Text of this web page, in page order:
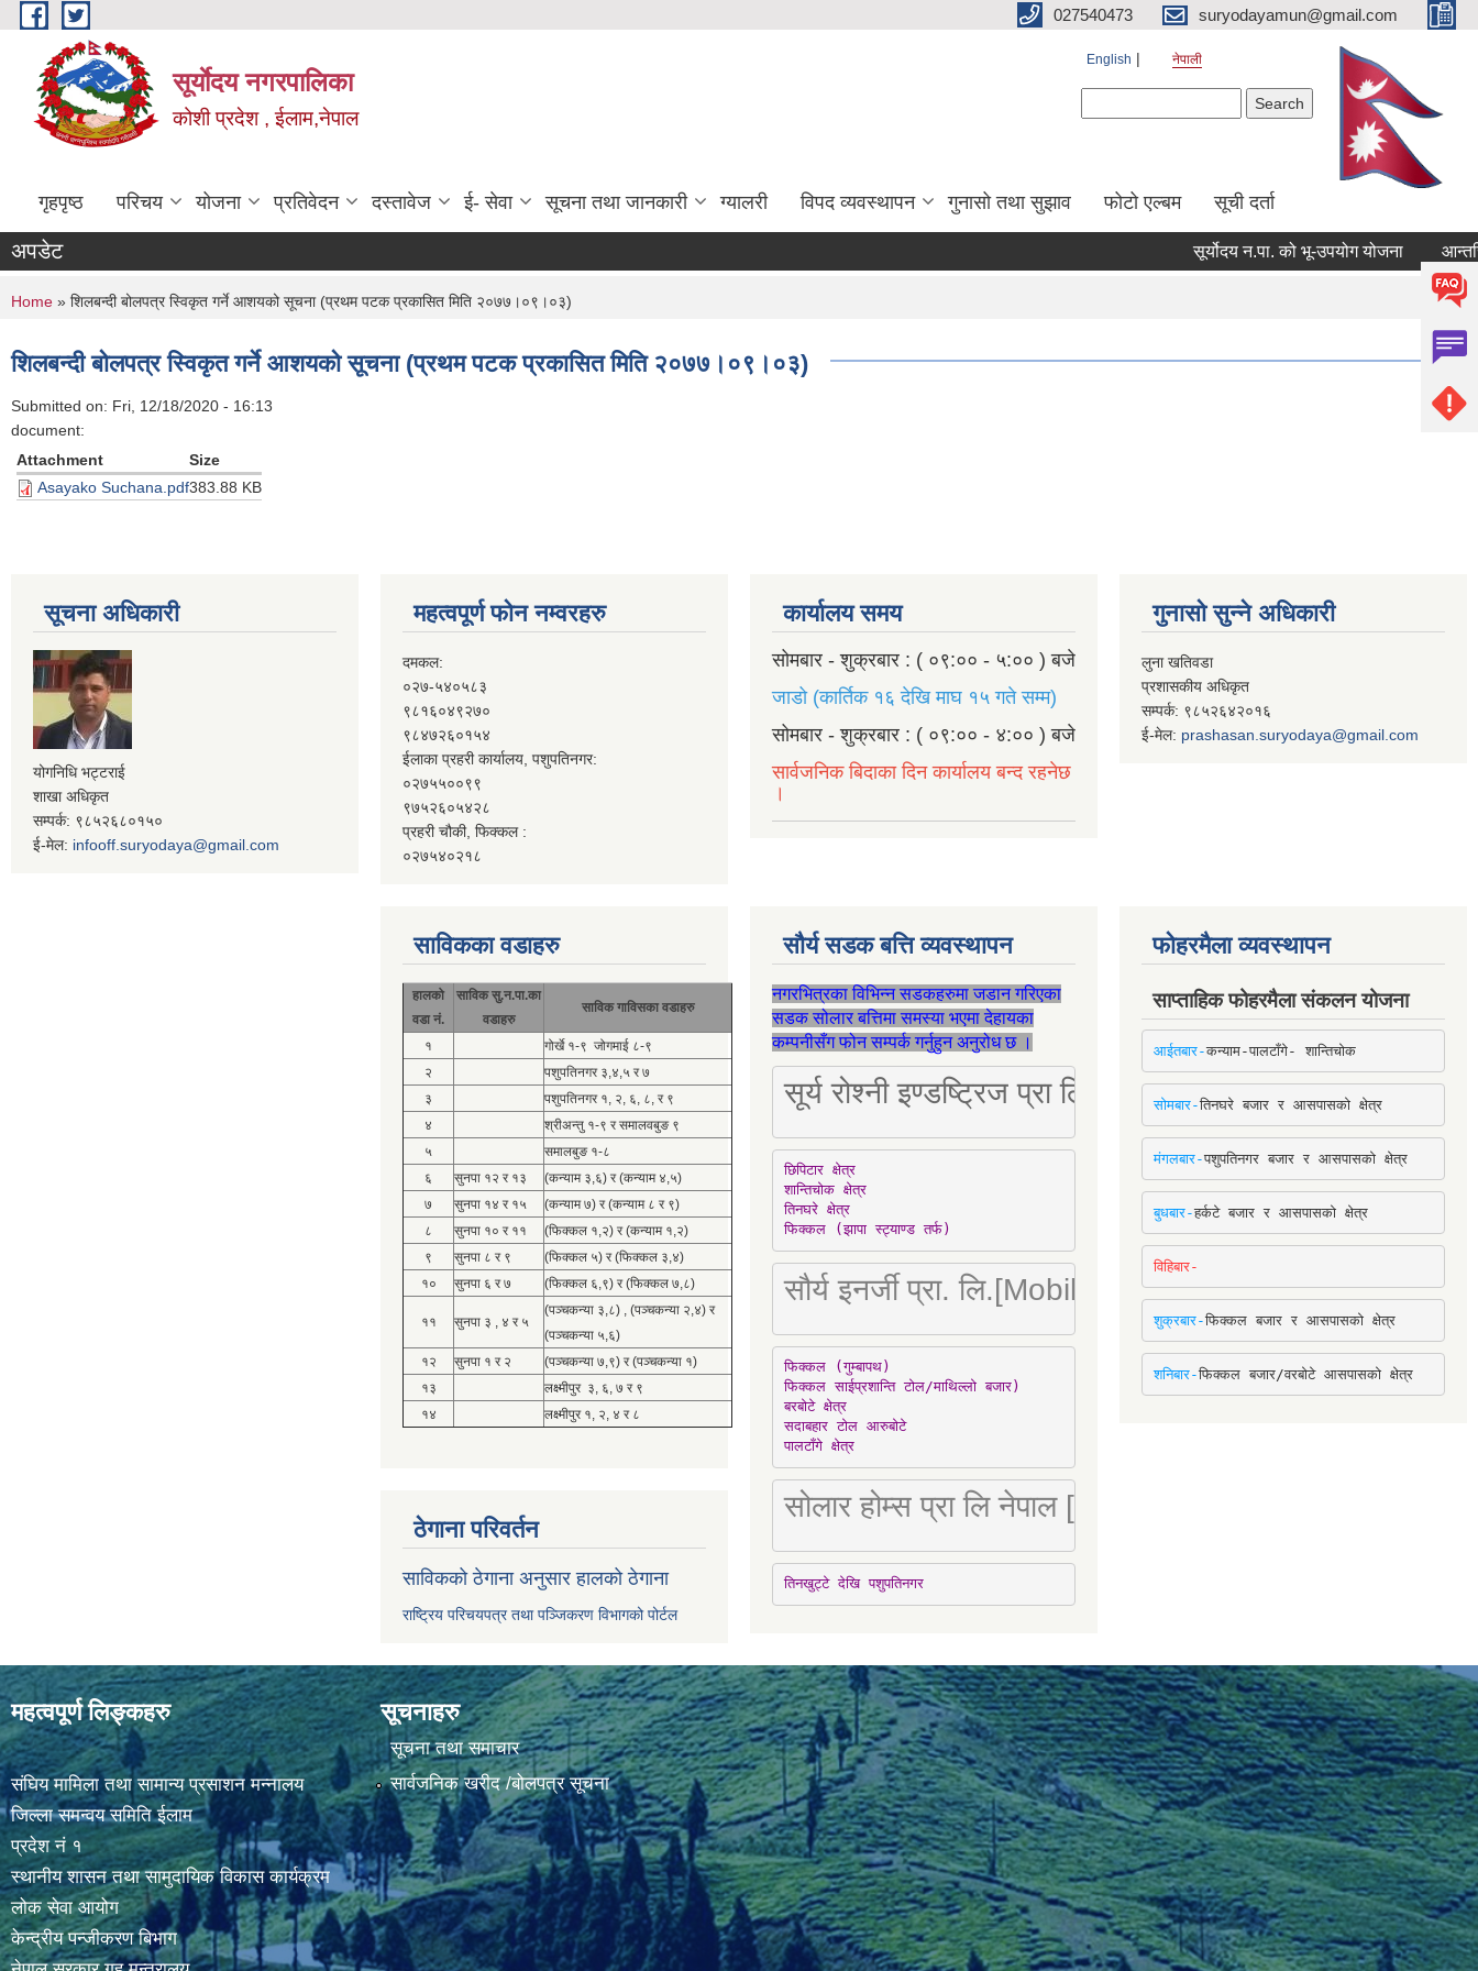
Skip to main content 027540473 suryodayamun@gmail.com
सूर्याेदय नगरपालिका
कोशी प्रदेश , ईलाम,नेपाल
English नेपाली
गृहपृष्ठ परिचय योजना प्रतिवेदन दस्तावेज ई- सेवा सूचना तथा जानकारी ग्यालरी विपद व्यवस्थापन गुनासो तथा सुझाव फोटो एल्बम सूची दर्ता
अपडेट सूर्योदय न.पा. को भू-उपयोग योजना आन्तरिक
You are here
Home » शिलबन्दी बोलपत्र स्विकृत गर्ने आशयको सूचना (प्रथम पटक प्रकासित मिति २०७७।०९।०३)
शिलबन्दी बोलपत्र स्विकृत गर्ने आशयको सूचना (प्रथम पटक प्रकासित मिति २०७७।०९।०३)
Submitted on: Fri, 12/18/2020 - 16:13
document:
Attachment
Size
Asayako Suchana.pdf383.88 KB
सूचना अधिकारी
योगनिधि भट्टराई
शाखा अधिकृत
सम्पर्क: ९८५२६८०१५०
ई-मेल: infooff.suryodaya@gmail.com
महत्वपूर्ण फोन नम्वरहरु
दमकल:
०२७-५४०५८३
९८१६०४९२७०
९८४७२६०१५४
ईलाका प्रहरी कार्यालय, पशुपतिनगर:
०२७५५००९९
९७५२६०५४२८
प्रहरी चौकी, फिक्कल :
०२७५४०२१८
कार्यालय समय
सोमबार - शुक्रबार : ( ०९:०० - ५:०० ) बजे
जाडो (कार्तिक १६ देखि माघ १५ गते सम्म)
सोमबार - शुक्रबार : ( ०९:०० - ४:०० ) बजे
सार्वजनिक बिदाका दिन कार्यालय बन्द रहनेछ
।
गुनासो सुन्ने अधिकारी
लुना खतिवडा
प्रशासकीय अधिकृत
सम्पर्क: ९८५२६४२०१६
ई-मेल: prashasan.suryodaya@gmail.com
साविकका वडाहरु
हालको
वडा नं.
साविक सु.न.पा.का
वडाहरु
साविक गाविसका वडाहरु
१
गोर्खे १-९ जोगमाई ८-९
२
पशुपतिनगर ३,४,५ र ७
३
पशुपतिनगर १, २, ६, ८, र ९
४
श्रीअन्तु १-९ र समालवबुङ ९
५
समालबुङ १-८
६
सुनपा १२ र १३
(कन्याम ३,६) र (कन्याम ४,५)
७
सुनपा १४ र १५
(कन्याम ७) र (कन्याम ८ र ९)
८
सुनपा १० र ११
(फिक्कल १,२) र (कन्याम १,२)
९
सुनपा ८ र ९
(फिक्कल ५) र (फिक्कल ३,४)
१०
सुनपा ६ र ७ (फिक्कल ६,९) र (फिक्कल ७,८)
११ सुनपा ३ , ४ र ५
(पञ्चकन्या ३,८) , (पञ्चकन्या २,४) र
(पञ्चकन्या ५,६)
१२
सुनपा १ र २
(पञ्चकन्या ७,९) र (पञ्चकन्या १)
१३
लक्ष्मीपुर ३, ६, ७ र ९
१४
लक्ष्मीपुर १, २, ४ र ८
ठेगाना परिवर्तन
साविकको ठेगाना अनुसार हालको ठेगाना
राष्ट्रिय परिचयपत्र तथा पञ्जिकरण विभागको पोर्टल
सौर्य सडक बत्ति व्यवस्थापन
नगरभित्रका विभिन्न सडकहरुमा जडान गरिएका
सडक सोलार बत्तिमा समस्या भएमा देहायका
कम्पनीसँग फोन सम्पर्क गर्नुहुन अनुरोध छ ।
सूर्य रोश्नी इण्डष्ट्रिज प्रा लि [Mobile: 9851034034]
छिपिटार क्षेत्र
शान्तिचोक क्षेत्र
तिनघरे क्षेत्र
फिक्कल (झापा स्ट्याण्ड तर्फ)
सौर्य इनर्जी प्रा. लि.[Mobile : 9842780266]
फिक्कल (गुम्बापथ)
फिक्कल साईप्रशान्ति टोल/माथिल्लो बजार)
बरबोटे क्षेत्र
सदाबहार टोल आरुबोटे
पालटाँगे क्षेत्र
सोलार होम्स प्रा लि नेपाल [Mobile : 9851066274]
तिनखुट्टे देखि पशुपतिनगर
फोहरमैला व्यवस्थापन
साप्ताहिक फोहरमैला संकलन योजना
आईतबार-कन्याम-पालटाँगे- शान्तिचोक
सोमबार-तिनघरे बजार र आसपासको क्षेत्र
मंगलबार-पशुपतिनगर बजार र आसपासको क्षेत्र
बुधबार-हर्कटे बजार र आसपासको क्षेत्र
विहिबार-
शुक्रबार-फिक्कल बजार र आसपासको क्षेत्र
शनिबार-फिक्कल बजार/वरबोटे आसपासको क्षेत्र
महत्वपूर्ण लिङ्कहरु
संघिय मामिला तथा सामान्य प्रसाशन मन्नालय
जिल्ला समन्वय समिति ईलाम
प्रदेश नं १
स्थानीय शासन तथा सामुदायिक विकास कार्यक्रम
लोक सेवा आयोग
केन्द्रीय पन्जीकरण बिभाग
सूचनाहरु
सूचना तथा समाचार
सार्वजनिक खरीद /बोलपत्र सूचना